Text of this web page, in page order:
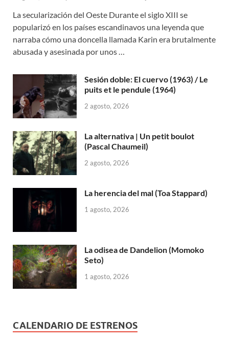
La secularización del Oeste Durante el siglo XIII se
popularizó en los países escandinavos una leyenda que
narraba cómo una doncella llamada Karin era brutalmente
abusada y asesinada por unos …
Sesión doble: El cuervo (1963) / Le
puits et le pendule (1964)
2 agosto, 2026
La alternativa | Un petit boulot
(Pascal Chaumeil)
2 agosto, 2026
La herencia del mal (Toa Stappard)
1 agosto, 2026
La odisea de Dandelion (Momoko
Seto)
1 agosto, 2026
CALENDARIO DE ESTRENOS